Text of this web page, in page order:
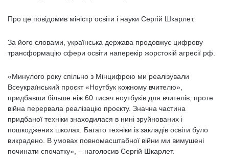
Про це повідомив міністр освіти і науки Сергій Шкарлет.
За його словами, українська держава продовжує цифрову
трансформацію сфери освіти наперекір жорстокій агресії рф.
«Минулого року спільно з Мінцифрою ми реалізували
Всеукраїнський проєкт «Ноутбук кожному вчителю»,
придбавши більше ніж 60 тисяч ноутбуків для вчителів, проте
війна перервала реалізацію проєкту. Значна частина
придбаної техніки знаходилася в нині зруйнованих і
пошкоджених школах. Багато техніки із закладів освіти було
викрадено. В умовах повномасштабної війни ми вимушені
починати спочатку», – наголосив Сергій Шкарлет.